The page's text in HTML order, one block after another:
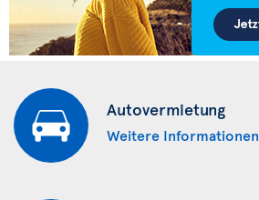
Autovermietung
Weitere Informationen